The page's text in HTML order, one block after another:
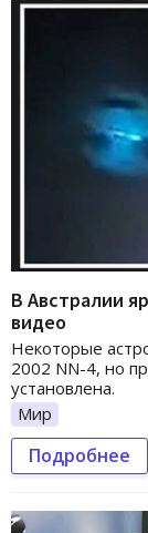
В Австралии
видео
Некоторые
2002 NN-4, но
установлена.
Мир
Подробнее